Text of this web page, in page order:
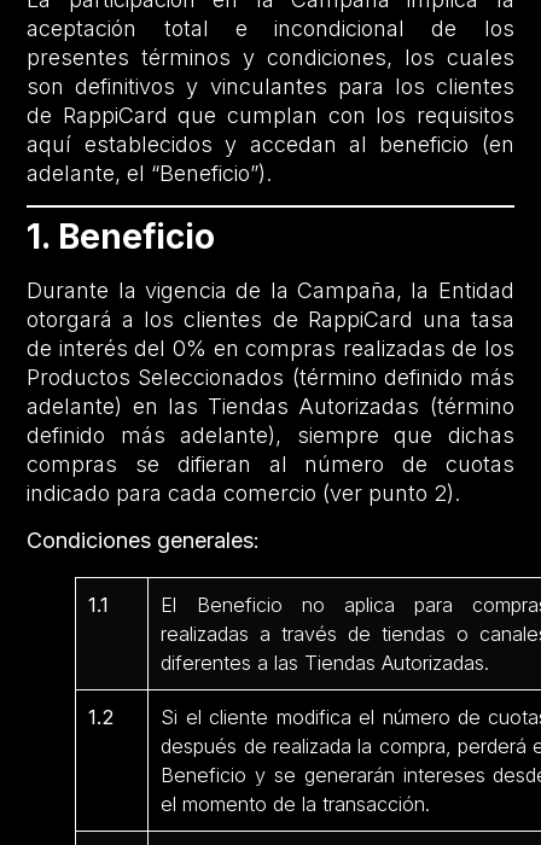
aceptación total e incondicional de los
presentes términos y condiciones, los cuales
son definitivos y vinculantes para los clientes
de RappiCard que cumplan con los requisitos
aquí establecidos y accedan al beneficio (en
adelante, el “Beneficio”).
1. Beneficio
Durante la vigencia de la Campaña, la Entidad
otorgará a los clientes de RappiCard una tasa
de interés del 0% en compras realizadas de los
Productos Seleccionados (término definido más
adelante) en las Tiendas Autorizadas (término
definido más adelante), siempre que dichas
compras se difieran al número de cuotas
indicado para cada comercio (ver punto 2).
Condiciones generales:
1.1
El Beneficio no aplica para
realizadas a través de tiendas o
diferentes a las Tiendas Autorizadas.
1.2
Si el cliente modifica el número de
después de realizada la compra, perderá
Beneficio y se generarán intereses
el momento de la transacción.